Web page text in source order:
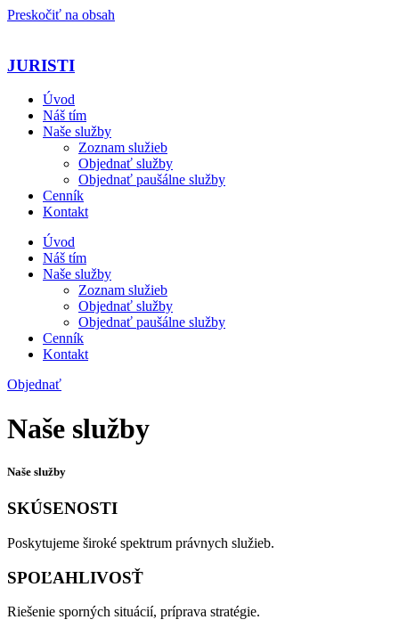
Preskočiť na obsah
JURISTI
Úvod
Náš tím
Naše služby
Zoznam služieb
Objednať služby
Objednať paušálne služby
Cenník
Kontakt
Úvod
Náš tím
Naše služby
Zoznam služieb
Objednať služby
Objednať paušálne služby
Cenník
Kontakt
Objednať
Naše služby
Naše služby
SKÚSENOSTI
Poskytujeme široké spektrum právnych služieb.
SPOĽAHLIVOSŤ
Riešenie sporných situácií, príprava stratégie.